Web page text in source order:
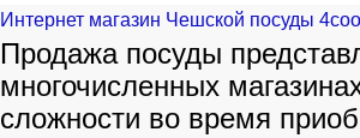
Интернет магазин Чешской посуды
Продажа посуды
многочисленных
сложности во время